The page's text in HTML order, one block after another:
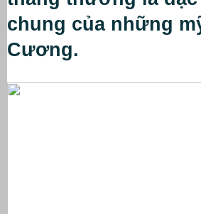
chung của những
Cương.